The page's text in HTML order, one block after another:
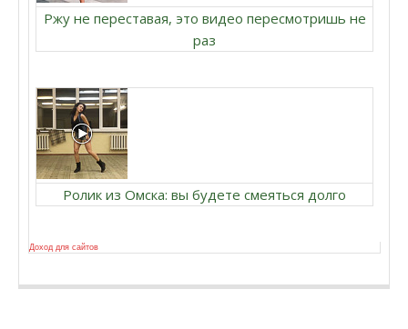
Ржу не переставая, это видео пересмотришь не
раз
Ролик из Омска: вы будете смеяться долго
Доход для сайтов